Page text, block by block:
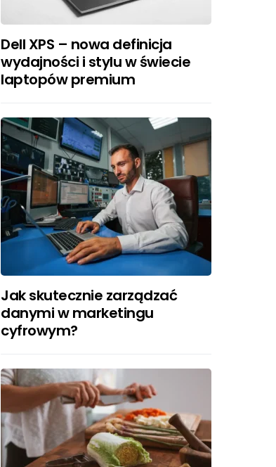
Dell XPS – nowa definicja
wydajności i stylu w świecie
laptopów premium
Jak skutecznie zarządzać
danymi w marketingu
cyfrowym?